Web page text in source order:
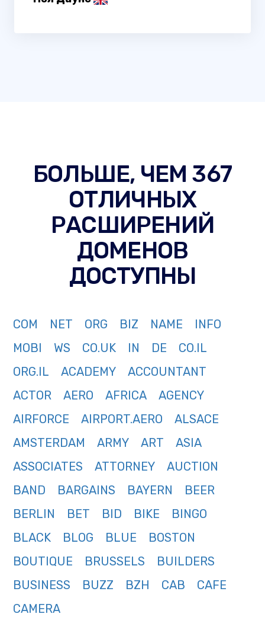
БОЛЬШЕ, ЧЕМ 367
ОТЛИЧНЫХ
РАСШИРЕНИЙ
ДОМЕНОВ
ДОСТУПНЫ
COM NET ORG BIZ NAME
INFO
MOBI
WS CO.UK IN DE
CO.IL
ORG.IL
ACADEMY
ACCOUNTANT
ACTOR
AERO AFRICA
AGENCY
AIRFORCE
AIRPORT.AERO
ALSACE
AMSTERDAM
ARMY ART
ASIA
ASSOCIATES
ATTORNEY
AUCTION
BAND
BARGAINS BAYERN
BEER
BERLIN
BET BID BIKE
BINGO
BLACK
BLOG BLUE
BOSTON
BOUTIQUE
BRUSSELS
BUILDERS
BUSINESS
BUZZ BZH CAB
CAFE
CAMERA